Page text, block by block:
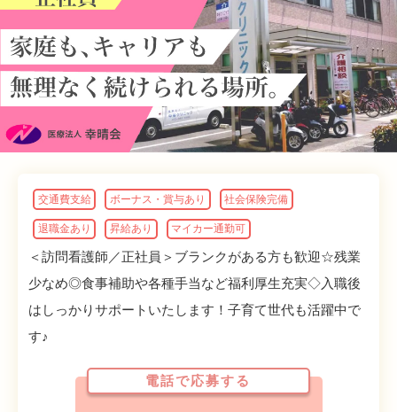
交通費支給 ボーナス・賞与あり 社会保険完備
退職金あり 昇給あり マイカー通勤可
＜訪問看護師／正社員＞ブランクがある方も歓迎☆残業
少なめ◎食事補助や各種手当など福利厚生充実◇入職後
はしっかりサポートいたします！子育て世代も活躍中で
す♪
電話で応募する